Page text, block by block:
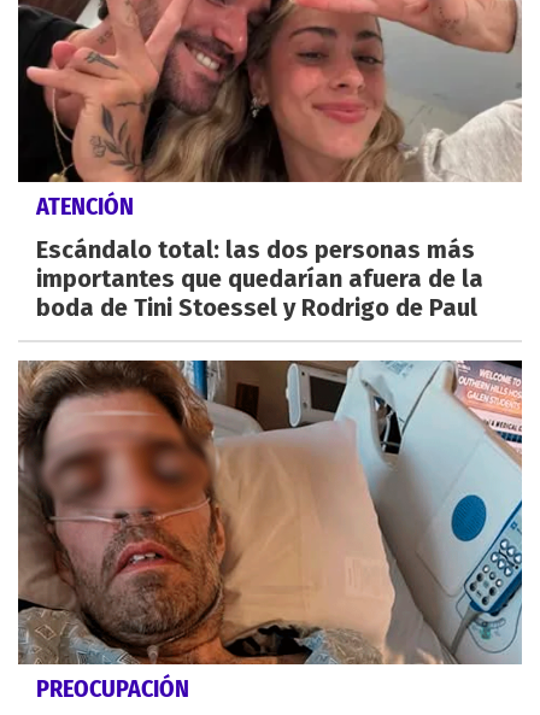
ATENCIÓN
Escándalo total: las dos personas más
importantes que quedarían afuera de la
boda de Tini Stoessel y Rodrigo de Paul
PREOCUPACIÓN